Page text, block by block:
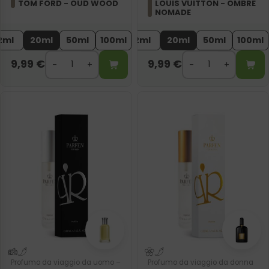
TOM FORD - OUD WOOD
20ml 50ml 100ml
9,99 €
LOUIS VUITTON - OMBRE
NOMADE
2ml 20ml 50ml 100ml
9,99 €
Profumo da viaggio da uomo –
Profumo da viaggio da donna